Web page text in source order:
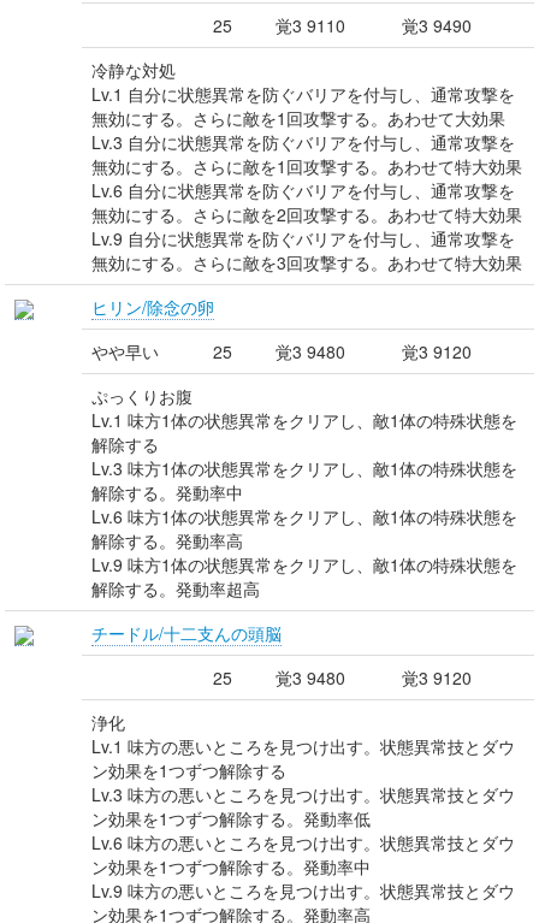
25
覚3 9110
覚3 9490
冷静な対処
Lv.1 自分に状態異常を防ぐバリアを付与し、通常攻撃を
無効にする。さらに敵を1回攻撃する。あわせて大効果
Lv.3 自分に状態異常を防ぐバリアを付与し、通常攻撃を
無効にする。さらに敵を1回攻撃する。あわせて特大効果
Lv.6 自分に状態異常を防ぐバリアを付与し、通常攻撃を
無効にする。さらに敵を2回攻撃する。あわせて特大効果
Lv.9 自分に状態異常を防ぐバリアを付与し、通常攻撃を
無効にする。さらに敵を3回攻撃する。あわせて特大効果
ヒリン/除念の卵
やや早い
25 覚3 9480
覚3 9120
ぷっくりお腹
Lv.1 味方1体の状態異常をクリアし、敵1体の特殊状態を
解除する
Lv.3 味方1体の状態異常をクリアし、敵1体の特殊状態を
解除する。発動率中
Lv.6 味方1体の状態異常をクリアし、敵1体の特殊状態を
解除する。発動率高
Lv.9 味方1体の状態異常をクリアし、敵1体の特殊状態を
解除する。発動率超高
チードル/十二支んの頭脳
25
覚3 9480
覚3 9120
浄化
Lv.1 味方の悪いところを見つけ出す。状態異常技とダウ
ン効果を1つずつ解除する
Lv.3 味方の悪いところを見つけ出す。状態異常技とダウ
ン効果を1つずつ解除する。発動率低
Lv.6 味方の悪いところを見つけ出す。状態異常技とダウ
ン効果を1つずつ解除する。発動率中
Lv.9 味方の悪いところを見つけ出す。状態異常技とダウ
ン効果を1つずつ解除する。発動率高